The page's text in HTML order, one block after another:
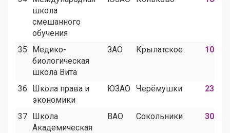
школа
смешанного
обучения
35
Медико-
биологическая
школа Вита
ЗАО Крылатское 10
36
Школа права и
экономики
ЮЗАО Черёмушки 23
37 Школа
Академическая
ВАО Сокольники 306